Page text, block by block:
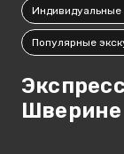
Индивидуальные
Популярные
Шверине